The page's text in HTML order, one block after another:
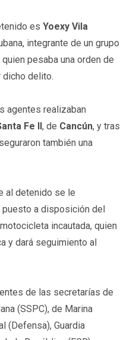
es Yoexy Vila
integrante de un grupo
pesaba una orden de
dicho delito.
agentes realizaban
Fe II , de Cancún, y tras
también una
al detenido se le
a disposición del
incautada, quien
y dará seguimiento al
de las secretarías de
(SSPC), de Marina
(Defensa), Guardia